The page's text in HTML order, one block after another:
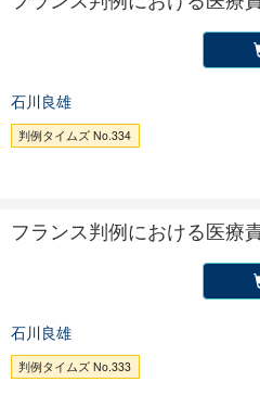
石川良雄
判例タイムズ No.334
フランス判例における医療
石川良雄
判例タイムズ No.333